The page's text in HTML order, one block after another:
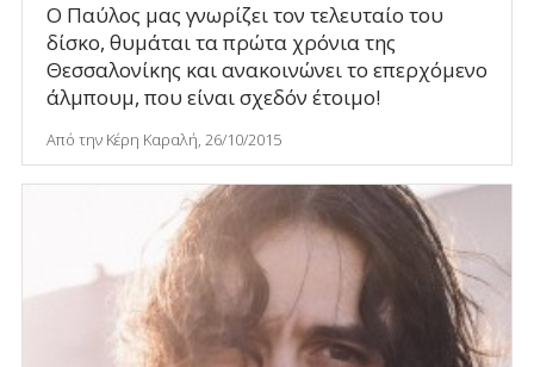
Ο Παύλος μας γνωρίζει τον τελευταίο του
δίσκο, θυμάται τα πρώτα χρόνια της
Θεσσαλονίκης και ανακοινώνει το επερχόμενο
άλμπουμ, που είναι σχεδόν έτοιμο!
Από την Κέρη Καραλή, 26/10/2015